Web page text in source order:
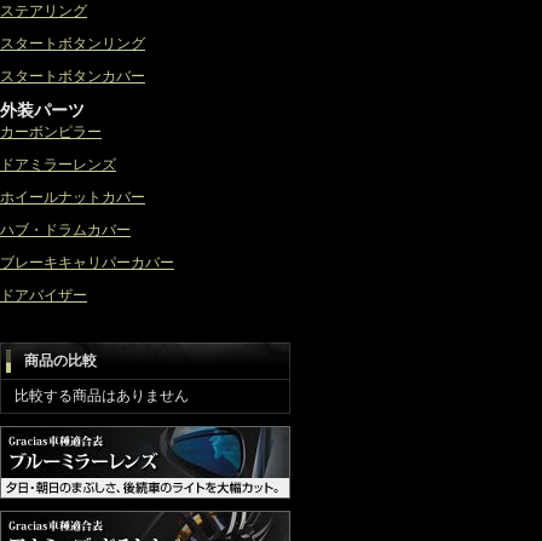
ステアリング
スタートボタンリング
スタートボタンカバー
外装パーツ
カーボンピラー
ドアミラーレンズ
ホイールナットカバー
ハブ・ドラムカバー
ブレーキキャリパーカバー
ドアバイザー
商品の比較
比較する商品はありません